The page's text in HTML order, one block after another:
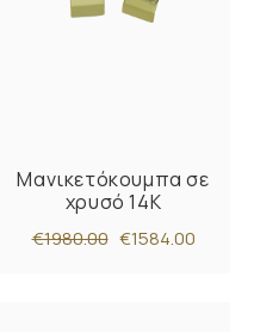
Μανικετόκουμπα σε
χρυσό 14Κ
€1980.00 €1584.00